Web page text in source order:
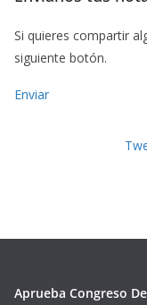
Si quieres compartir
siguiente botón.
Enviar
Aprueba Congreso